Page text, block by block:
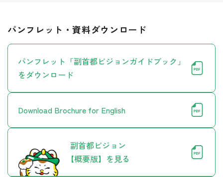
パンフレット・資料ダウンロード
パンフレット「副首都ビジョンガイドブック」
をダウンロード
Download Brochure for English
副首都ビジョン
【概要版】を見る